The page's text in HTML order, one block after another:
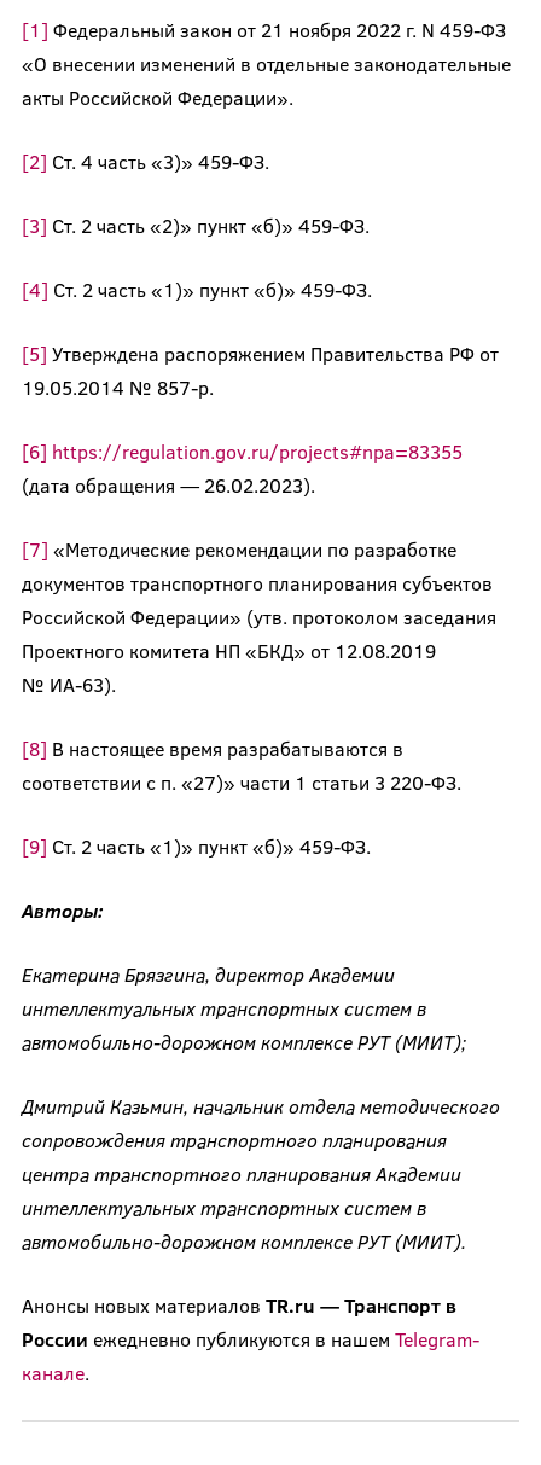
[1] Федеральный закон от 21 ноября 2022 г. N 459-ФЗ
«О внесении изменений в отдельные законодательные
акты Российской Федерации».
[2] Ст. 4 часть «3)» 459-ФЗ.
[3] Ст. 2 часть «2)» пункт «б)» 459-ФЗ.
[4] Ст. 2 часть «1)» пункт «б)» 459-ФЗ.
[5] Утверждена распоряжением Правительства РФ от
19.05.2014 № 857-р.
[6] https://regulation.gov.ru/projects#npa=83355
(дата обращения — 26.02.2023).
[7] «Методические рекомендации по разработке
документов транспортного планирования субъектов
Российской Федерации» (утв. протоколом заседания
Проектного комитета НП «БКД» от 12.08.2019
№ ИА-63).
[8] В настоящее время разрабатываются в
соответствии с п. «27)» части 1 статьи 3 220-ФЗ.
[9] Ст. 2 часть «1)» пункт «б)» 459-ФЗ.
Авторы:
Екатерина Брязгина, директор Академии
интеллектуальных транспортных систем в
автомобильно-дорожном комплексе РУТ (МИИТ);
Дмитрий Казьмин, начальник отдела методического
сопровождения транспортного планирования
центра транспортного планирования Академии
интеллектуальных транспортных систем в
автомобильно-дорожном комплексе РУТ (МИИТ).
Анонсы новых материалов TR.ru — Транспорт в
России ежедневно публикуются в нашем Telegram-
канале.